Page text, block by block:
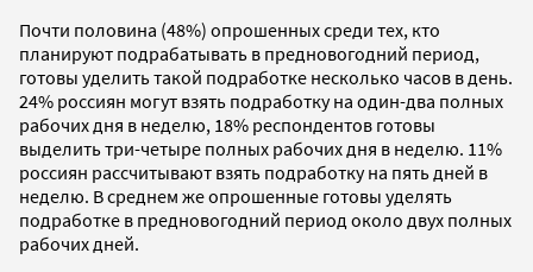
Почти половина (48%) опрошенных среди тех, кто
планируют подрабатывать в предновогодний период,
готовы уделить такой подработке несколько часов в день.
24% россиян могут взять подработку на один-два полных
рабочих дня в неделю, 18% респондентов готовы
выделить три-четыре полных рабочих дня в неделю. 11%
россиян рассчитывают взять подработку на пять дней в
неделю. В среднем же опрошенные готовы уделять
подработке в предновогодний период около двух полных
рабочих дней.